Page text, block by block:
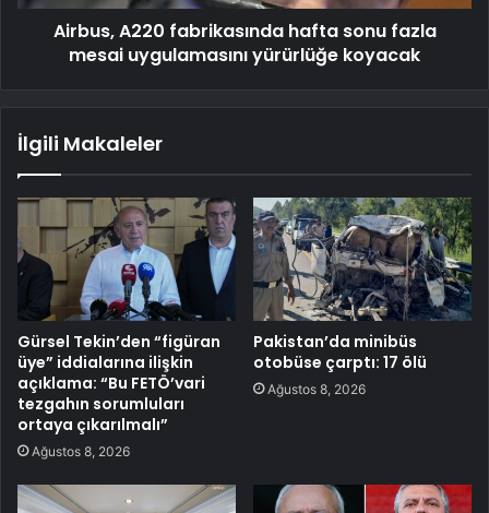
Airbus, A220 fabrikasında hafta sonu fazla
mesai uygulamasını yürürlüğe koyacak
İlgili Makaleler
Gürsel Tekin’den “figüran
üye” iddialarına ilişkin
açıklama: “Bu FETÖ’vari
tezgahın sorumluları
ortaya çıkarılmalı”
Ağustos 8, 2026
Pakistan’da minibüs
otobüse çarptı: 17 ölü
Ağustos 8, 2026